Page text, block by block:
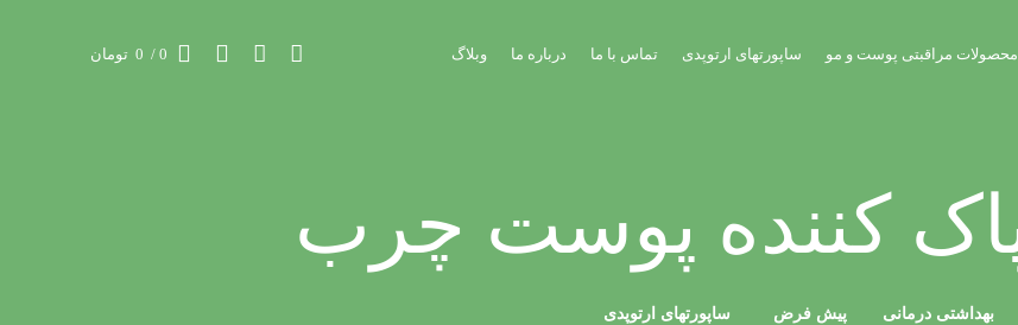
محصولات مراقبتی پوست و مو ساپورتهای ارتوپدی تماس با ما درباره ما وبلاگ 0
/ تومان
کننده پوست چرب
بهداشتی درمانی
پیش فرض
ساپورتهای ارتوپدی